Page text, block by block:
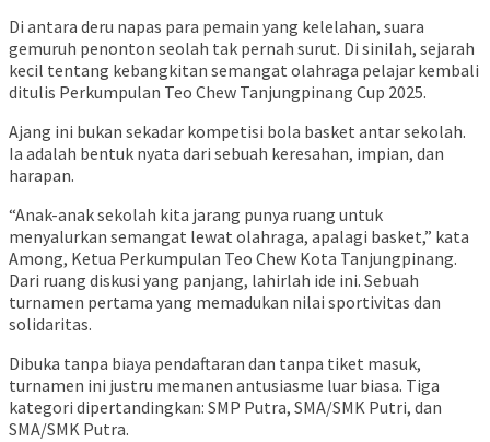
Di antara deru napas para pemain yang kelelahan, suara
gemuruh penonton seolah tak pernah surut. Di sinilah, sejarah
kecil tentang kebangkitan semangat olahraga pelajar kembali
ditulis Perkumpulan Teo Chew Tanjungpinang Cup 2025.
Ajang ini bukan sekadar kompetisi bola basket antar sekolah.
Ia adalah bentuk nyata dari sebuah keresahan, impian, dan
harapan.
“Anak-anak sekolah kita jarang punya ruang untuk
menyalurkan semangat lewat olahraga, apalagi basket,” kata
Among, Ketua Perkumpulan Teo Chew Kota Tanjungpinang.
Dari ruang diskusi yang panjang, lahirlah ide ini. Sebuah
turnamen pertama yang memadukan nilai sportivitas dan
solidaritas.
Dibuka tanpa biaya pendaftaran dan tanpa tiket masuk,
turnamen ini justru memanen antusiasme luar biasa. Tiga
kategori dipertandingkan: SMP Putra, SMA/SMK Putri, dan
SMA/SMK Putra.